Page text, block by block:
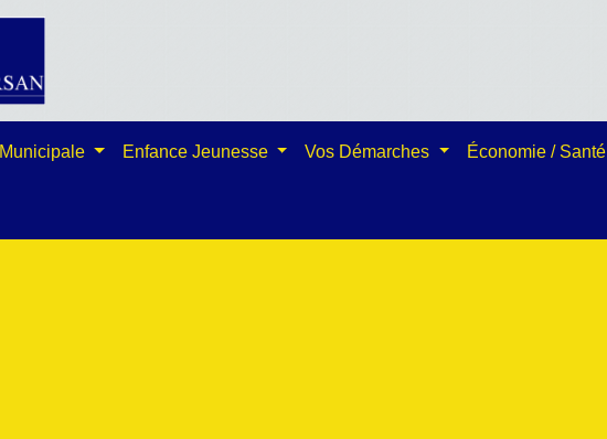
Enfance Jeunesse Vos Démarches Économie / Santé